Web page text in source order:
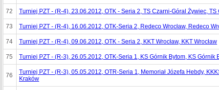
72 Turniej PZT - (R-4), 23.06.2012, OTK - Seria 2, TS Czarni-Góral Żywiec,
73 Turniej PZT - (R-4), 16.06.2012, OTK-Seria 2, Redeco Wrocław, Redeco
74 Turniej PZT - (R-4), 09.06.2012, OTK - Seria 2, KKT Wrocław, KKT Wrocław
75 Turniej PZT - (R-3), 26.05.2012, OTK-Seria 1, KS Górnik Bytom, KS Górnik
76
Turniej PZT - (R-3), 05.05.2012, OTR-Seria 1, Memoriał Józefa Hebdy,
Kraków